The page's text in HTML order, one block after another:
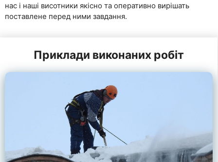
нас і наші висотники якісно та оперативно вирішать
поставлене перед ними завдання.
Приклади виконаних робіт